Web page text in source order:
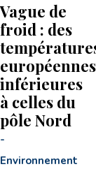
Vague de
froid : des
européennes
inférieures
à celles du
pôle Nord
-
Environnement